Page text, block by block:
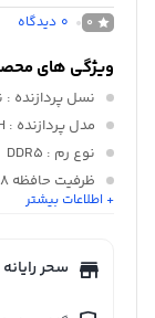
0
0 دیدگاه
ویژگی های
نسل پردازنده :
مدل پردازنده : i5 13420H
نوع رم : DDR5
ظرفیت حافظه RAM : ۸
قابلیت ارتقای رم
+ اطلاعات بیشتر
سحر رایانه